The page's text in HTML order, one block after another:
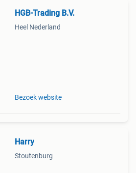
HGB-Trading B.V.
Heel Nederland
Bezoek website
Harry
Stoutenburg